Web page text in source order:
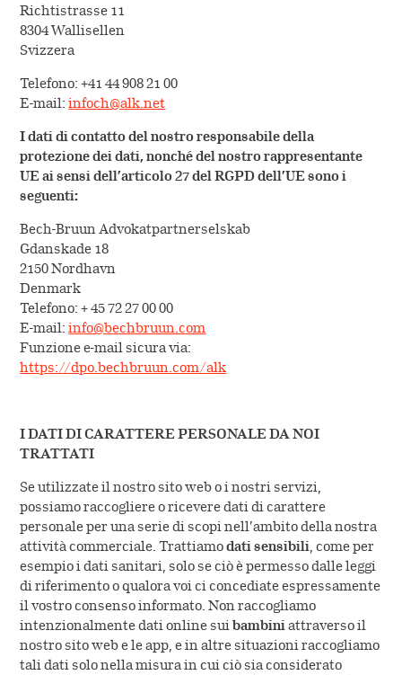
Richtistrasse 11
8304 Wallisellen
Svizzera
Telefono: +41 44 908 21 00
E-mail:infoch@alk.net
I dati di contatto del nostro responsabile della
protezione dei dati, nonché del nostro rappresentante
UE ai sensi dell’articolo 27 del RGPD dell’UE sono i
seguenti:
Bech-Bruun Advokatpartnerselskab
Gdanskade 18
2150 Nordhavn
Denmark
Telefono: + 45 72 27 00 00
E-mail:info@bechbruun.com
Funzione e-mail sicura via:
https://dpo.bechbruun.com/alk
I DATI DI CARATTERE PERSONALE DA NOI
TRATTATI
Se utilizzate il nostro sito web o i nostri servizi,
possiamo raccogliere o ricevere dati di carattere
personale per una serie di scopi nell’ambito della nostra
attività commerciale. Trattiamodati sensibili, come per
esempio i dati sanitari, solo se ciò è permesso dalle leggi
di riferimento o qualora voi ci concediate espressamente
il vostro consenso informato. Non raccogliamo
intenzionalmente dati online suibambiniattraverso il
nostro sito web e le app, e in altre situazioni raccogliamo
tali dati solo nella misura in cui ciò sia considerato